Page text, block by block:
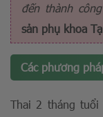
đến thành
sản phụ khoa
Các phương
Thai 2 tháng